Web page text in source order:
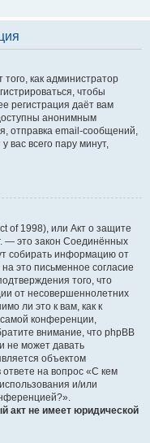
как администратор
чтобы
регистрация даёт вам
анонимным
отправка email-сообщений,
вас всего пару минут,
of 1998), или Акт о защите
— это закон Соединённых
собирать информацию от
это письменное согласие
того, что
от несовершеннолетних
ли это к вам, как к
конференции,
внимание, что phpBB
не может давать
объектом
на вопрос «С кем
и/или
акт не имеет юридической